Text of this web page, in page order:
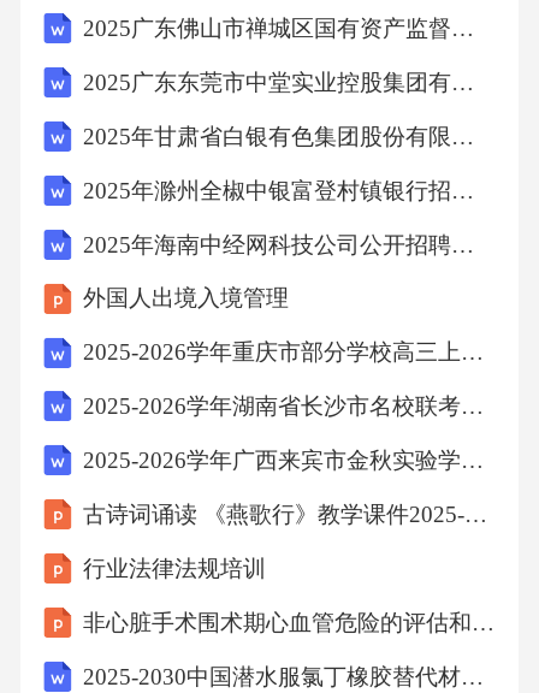
养培养明确新课标对学生批判性思维、合作能
对性设计教学活动。强调因材施教原则，帮助
教师识别学生个体差异，制定分层教学方案以
满足不同学习需求。通过情境化教学设计和真
实问题驱动，增强学生主动探究的积极性，促
进终身学习意识形成。结合课标中的实践性要
求，指导教师设计实验、调研等实操环节，提
升学生动手能力与问题解决能力。差异化教学
支持学习兴趣激发实践能力强化受众需求定位
教师的实际需求，提供分层次、分学科的课标
解读与案例示范。02040301学科特性聚焦针对
理科、文科、艺术等学科特点，定制专项培训
内容，解决学科教师在课标转化中的具体困
惑。区域教育适配结合城乡教育资源差异，为
偏远地区教师提供可落地的教学改进建议，缩
2025广东佛山市禅城区国有资产监督管理局下属企业招聘1人笔试历年常考点试题专练附带答案详解
2025广东东莞市中堂实业控股集团有限公司招聘6人笔试历年常考点试题专练附带答案详解
2025年甘肃省白银有色集团股份有限公司技能操作人员社会招聘552人笔试历年难易错考点试卷带答案解析
2025年滁州全椒中银富登村镇银行招聘8人笔试历年典型考题及考点剖析附带答案详解
2025年海南中经网科技公司公开招聘笔试历年备考题库附带答案详解
外国人出境入境管理
2025-2026学年重庆市部分学校高三上学期9月月考政治试题
2025-2026学年湖南省长沙市名校联考联合体高二上学期开学考试政治试题
2025-2026学年广西来宾市金秋实验学校高三上学期9月月考政治试卷
古诗词诵读 《燕歌行》教学课件2025-2026学年统编版高中语文选择性必修中册
行业法律法规培训
非心脏手术围术期心血管危险的评估和处理【共48张】
2025-2030中国潜水服氯丁橡胶替代材料可行性论证